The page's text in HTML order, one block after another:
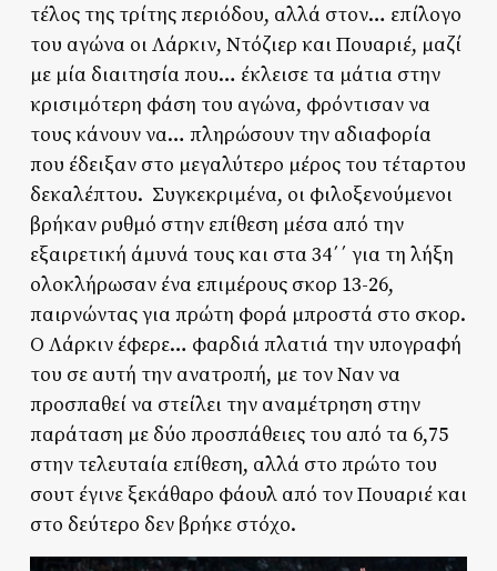
τέλος της τρίτης περιόδου, αλλά στον… επίλογο
του αγώνα οι Λάρκιν, Ντόζιερ και Πουαριέ, μαζί
με μία διαιτησία που… έκλεισε τα μάτια στην
κρισιμότερη φάση του αγώνα, φρόντισαν να
τους κάνουν να… πληρώσουν την αδιαφορία
που έδειξαν στο μεγαλύτερο μέρος του τέταρτου
δεκαλέπτου. Συγκεκριμένα, οι φιλοξενούμενοι
βρήκαν ρυθμό στην επίθεση μέσα από την
εξαιρετική άμυνά τους και στα 34΄΄ για τη λήξη
ολοκλήρωσαν ένα επιμέρους σκορ 13-26,
παιρνώντας για πρώτη φορά μπροστά στο σκορ.
Ο Λάρκιν έφερε… φαρδιά πλατιά την υπογραφή
του σε αυτή την ανατροπή, με τον Ναν να
προσπαθεί να στείλει την αναμέτρηση στην
παράταση με δύο προσπάθειες του από τα 6,75
στην τελευταία επίθεση, αλλά στο πρώτο του
σουτ έγινε ξεκάθαρο φάουλ από τον Πουαριέ και
στο δεύτερο δεν βρήκε στόχο.